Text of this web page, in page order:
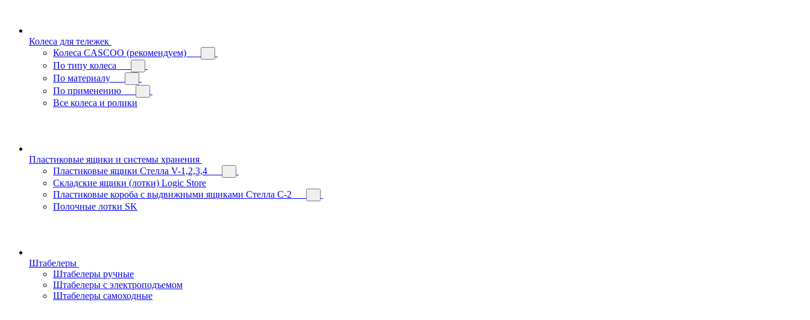
Колеса для тележек
Колеса CASCOO (рекомендуем)
По типу колеса
По материалу
По применению
Все колеса и ролики
Пластиковые ящики и системы хранения
Пластиковые ящики Стелла V-1,2,3,4
Складские ящики (лотки) Logiс Store
Пластиковые короба с выдвижными ящиками Стелла С-2
Полочные лотки SK
Штабелеры
Штабелеры ручные
Штабелеры с электроподъемом
Штабелеры самоходные